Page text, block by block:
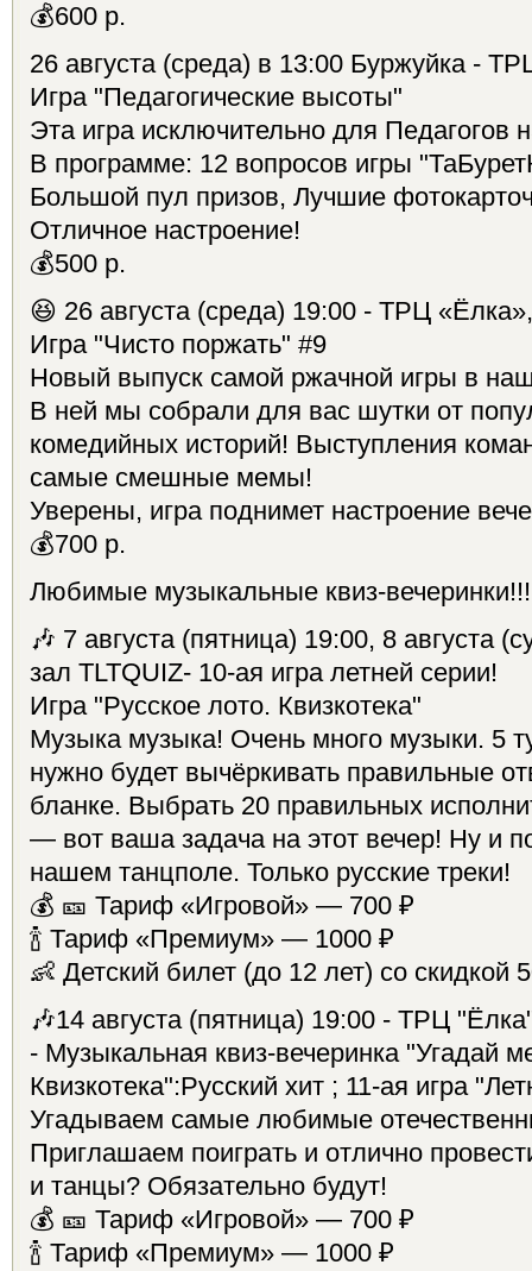
💰600 р.
26 августа (среда) в 13:00 Буржуйка -
Игра "Педагогические высоты"
Эта игра исключительно для Педагогов
В программе: 12 вопросов игры
Большой пул призов, Лучшие
Отличное настроение!
💰500 р.
😆 26 августа (среда) 19:00 - ТРЦ
Игра "Чисто поржать" #9
Новый выпуск самой ржачной игры в
В ней мы собрали для вас шутки от
комедийных историй! Выступления
самые смешные мемы!
Уверены, игра поднимет настроение
💰700 р.
Любимые музыкальные квиз-вечеринки!!!
🎶 7 августа (пятница) 19:00, 8 августа
зал TLTQUIZ- 10-ая игра летней серии!
Игра "Русское лото. Квизкотека"
Музыка музыка! Очень много музыки. 5
нужно будет вычёркивать правильные
бланке. Выбрать 20 правильных
— вот ваша задача на этот вечер! Ну и
нашем танцполе. Только русские треки!
💰 🎫 Тариф «Игровой» — 700 ₽
🍾 Тариф «Премиум» — 1000 ₽
👶 Детский билет (до 12 лет) со скидкой
🎶14 августа (пятница) 19:00 - ТРЦ
- Музыкальная квиз-вечеринка "Угадай
Квизкотека":Русский хит ; 11-ая игра
Угадываем самые любимые
Приглашаем поиграть и отлично
и танцы? Обязательно будут!
💰 🎫 Тариф «Игровой» — 700 ₽
🍾 Тариф «Премиум» — 1000 ₽